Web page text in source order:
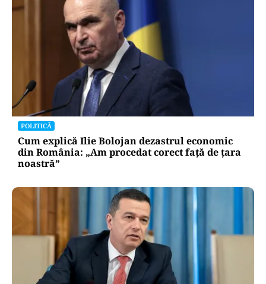
POLITICĂ
Cum explică Ilie Bolojan dezastrul economic
din România: „Am procedat corect față de țara
noastră”